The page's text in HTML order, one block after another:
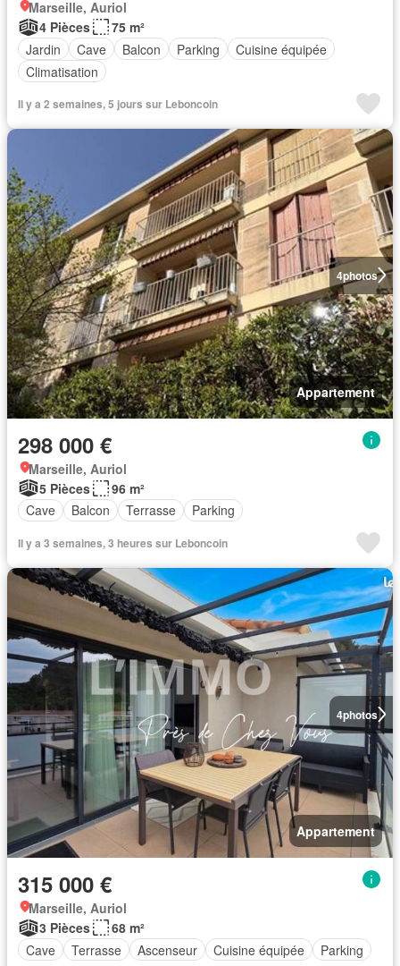
Marseille, Auriol
4 Pièces
75 m²
Jardin
Cave Balcon Parking
Cuisine équipée
Climatisation
Il y a 2 semaines, 5 jours sur Leboncoin
4photos
Appartement
298 000 €
Marseille, Auriol
5 Pièces
96 m²
Cave
Balcon Terrasse Parking
Il y a 3 semaines, 3 heures sur Leboncoin
4photos
Appartement
315 000 €
Marseille, Auriol
3 Pièces
68 m²
Cave
Terrasse Ascenseur Cuisine équipée Parking